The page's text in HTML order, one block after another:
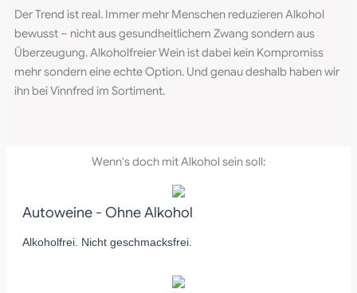
Der Trend ist real. Immer mehr Menschen reduzieren Alkohol
bewusst – nicht aus gesundheitlichem Zwang sondern aus
Überzeugung. Alkoholfreier Wein ist dabei kein Kompromiss
mehr sondern eine echte Option. Und genau deshalb haben wir
ihn bei Vinnfred im Sortiment.
Wenn's doch mit Alkohol sein soll:
Autoweine - Ohne Alkohol
Alkoholfrei. Nicht geschmacksfrei.